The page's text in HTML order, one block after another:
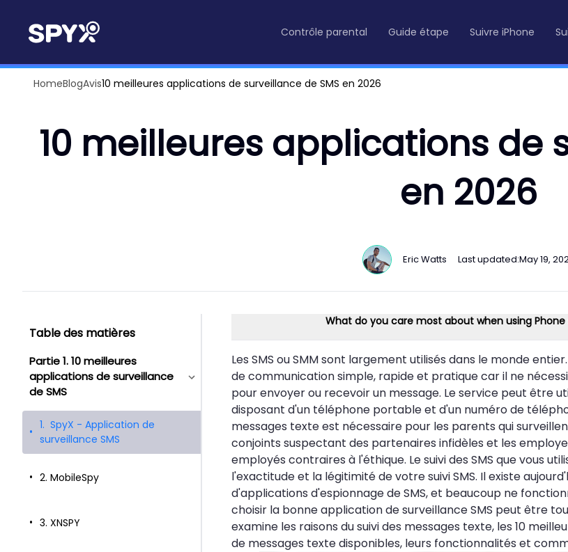
Contrôle parental Guide étape Suivre iPhone
HomeBlogAvis10 meilleures applications de surveillance de SMS en 2026
10 meilleures applications de
en 2026
Eric Watts Last updated:May 19,
Table des matières
Partie 1. 10 meilleures
applications de surveillance
de SMS
1. SpyX - Application de
surveillance SMS
2. MobileSpy
3. XNSPY
What do you care most about when using Phone
Les SMS ou SMM sont largement utilisés dans le monde
de communication simple, rapide et pratique car il ne
pour envoyer ou recevoir un message. Le service peut être
disposant d'un téléphone portable et d'un numéro de
messages texte est nécessaire pour les parents qui
conjoints suspectant des partenaires infidèles et les
employés contraires à l'éthique. Le suivi des SMS que vous
l'exactitude et la légitimité de votre suivi SMS. Il existe
d'applications d'espionnage de SMS, et beaucoup ne
choisir la bonne application de surveillance SMS peut être
examine les raisons du suivi des messages texte, les 10
de messages texte disponibles, leurs fonctionnalités et